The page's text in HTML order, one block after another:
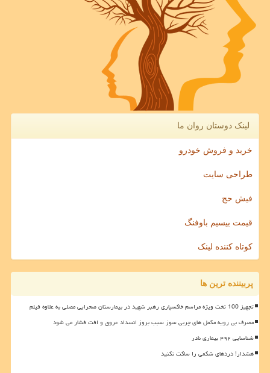
لینک دوستان روان ما
خرید و فروش خودرو
طراحی سایت
فیش حج
قیمت بیسیم باوفنگ
کوتاه کننده لینک
پربیننده ترین ها
تجهیز 100 تخت ویژه مراسم خاکسپاری رهبر شهید در بیمارستان صحرایی مصلی به علاوه فیلم
مصرف بی رویه مکمل های چربی سوز سبب بروز انسداد عروق و افت فشار می شود
شناسایی ۴۹۲ بیماری نادر
هشدار! دردهای شکمی را ساکت نکنید